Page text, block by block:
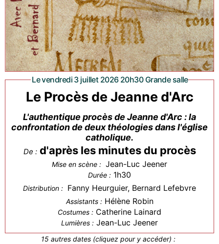
Le vendredi 3 juillet 2026 20h30 Grande salle
Le Procès de Jeanne d'Arc
L'authentique procès de Jeanne d'Arc : la
confrontation de deux théologies dans l'église
catholique.
De : d'après les minutes du procès
Mise en scène : Jean-Luc Jeener
Durée : 1h30
Distribution : Fanny Heurguier, Bernard Lefebvre
Assistants : Hélène Robin
Costumes : Catherine Lainard
Lumières : Jean-Luc Jeener
15 autres dates (cliquez pour y accéder) :